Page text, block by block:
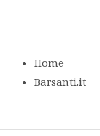
Home
Barsanti.it